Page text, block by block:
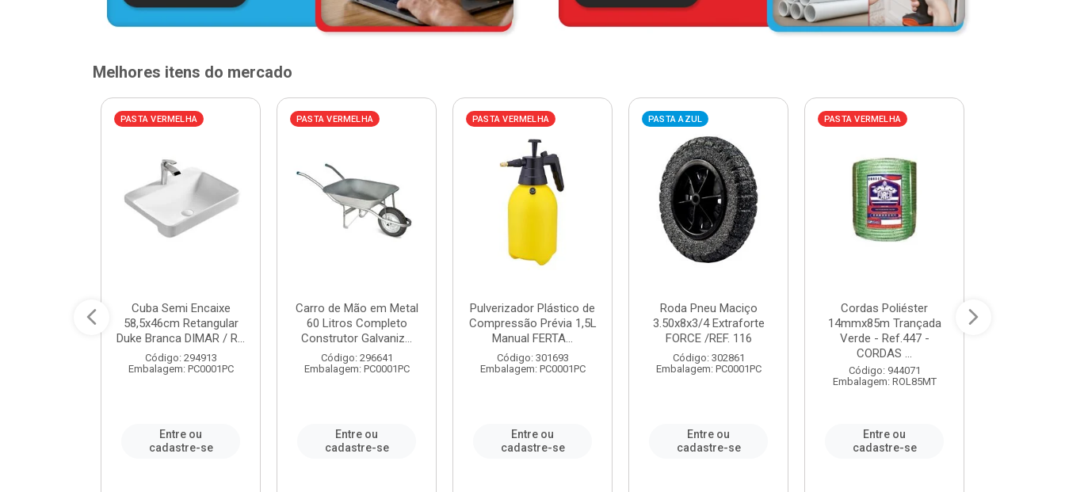
Melhores itens do mercado
PASTA VERMELHA
Cuba Semi Encaixe
58,5x46cm Retangular
Duke Branca DIMAR / R...
Código: 294913
Embalagem: PC0001PC
Entre ou
cadastre-se
PASTA VERMELHA
Carro de Mão em Metal
60 Litros Completo
Construtor Galvaniz...
Código: 296641
Embalagem: PC0001PC
Entre ou
cadastre-se
PASTA VERMELHA
Pulverizador Plástico de
Compressão Prévia 1,5L
Manual FERTA...
Código: 301693
Embalagem: PC0001PC
Entre ou
cadastre-se
PASTA AZUL
Roda Pneu Maciço
3.50x8x3/4 Extraforte
FORCE /REF. 116
Código: 302861
Embalagem: PC0001PC
Entre ou
cadastre-se
PASTA VERMELHA
Cordas Poliéster
14mmx85m Trançada
Verde - Ref.447 -
CORDAS ...
Código: 944071
Embalagem: ROL85MT
Entre ou
cadastre-se